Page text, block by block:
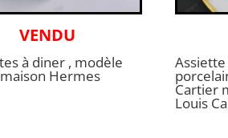
VENDU
à diner , modèle
Hermes
Cartier
Louis